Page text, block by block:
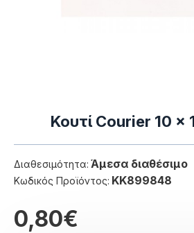
Κουτί Courier 10 x
0,80€
Διαθεσιμότητα: Άμεσα διαθέσιμο
Κωδικός Προϊόντος: ΚΚ899848